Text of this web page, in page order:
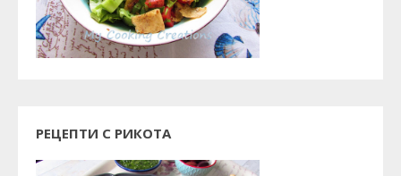
РЕЦЕПТИ С РИКОТА